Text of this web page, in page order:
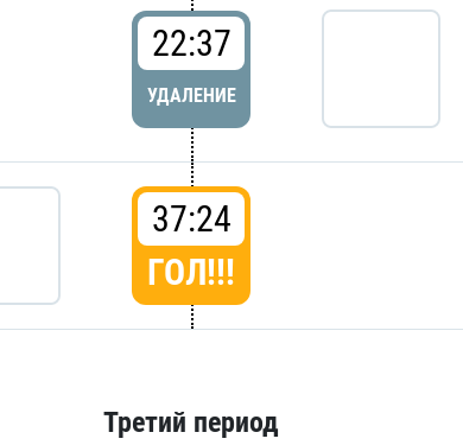
22:37
УДАЛЕНИЕ
37:24
ГОЛ!!!
Третий период